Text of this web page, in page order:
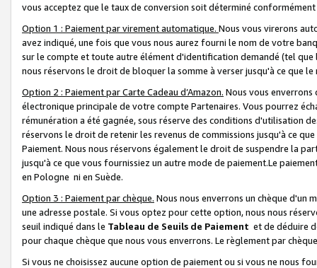
vous acceptez que le taux de conversion soit déterminé
Option 1 : Paiement par virement automatique. Nous vous virerons
avez indiqué, une fois que vous nous aurez fourni le nom de votre
sur le compte et toute autre élément d'identification demandé (tel que
nous réservons le droit de bloquer la somme à verser jusqu'à ce que
Option 2 : Paiement par Carte Cadeau d’Amazon. Nous vous
électronique principale de votre compte Partenaires. Vous pourrez
rémunération a été gagnée, sous réserve des conditions d'utilisation
réservons le droit de retenir les revenus de commissions jusqu'à ce
Paiement. Nous nous réservons également le droit de suspendre la
jusqu'à ce que vous fournissiez un autre mode de paiement.Le
en Pologne ni en Suède.
Option 3 : Paiement par chèque. Nous nous enverrons un chèque d'un
une adresse postale. Si vous optez pour cette option, nous nous
seuil indiqué dans le Tableau de Seuils de Paiement et de déduire
pour chaque chèque que nous vous enverrons. Le règlement par
Si vous ne choisissez aucune option de paiement ou si vous ne nous